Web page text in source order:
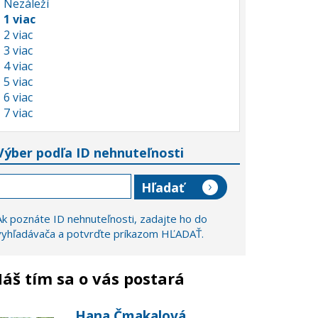
Nezáleží
1 viac
2 viac
3 viac
4 viac
5 viac
6 viac
7 viac
podľa ID nehnuteľnosti
poznáte ID nehnuteľnosti, zadajte ho do
a potvrďte príkazom HĽADAŤ.
tím sa o vás postará